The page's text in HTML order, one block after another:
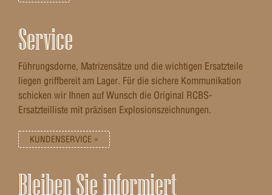
Service
Führungsdorne, Matrizensätze und die wichtigen Ersatzteile
liegen griffbereit am Lager. Für die sichere Kommunikation
schicken wir Ihnen auf Wunsch die Original RCBS-
Ersatzteilliste mit präzisen Explosionszeichnungen.
KUNDENSERVICE »
Bleiben Sie informiert